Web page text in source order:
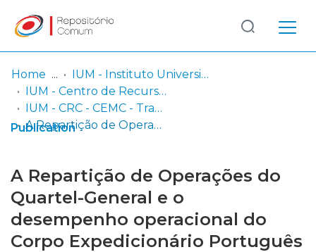
Communities
& Collections
Statistics
Log
In
(current)
Home
IUM - Instituto Universitário Militar
IUM - Centro de Recursos de Conhecimento
IUM - CRC - CEMC - Trabalhos de Investigação Individual
A Repartição de Operações do Quartel-General e o desempenho operacional do Corpo Expedicionário Português
Publication
A Repartição de Operações do
Quartel-General e o
desempenho operacional do
Corpo Expedicionário Português